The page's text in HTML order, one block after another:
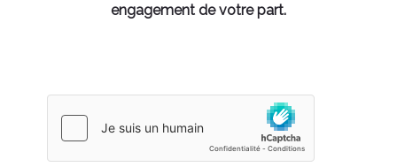
engagement de votre part.